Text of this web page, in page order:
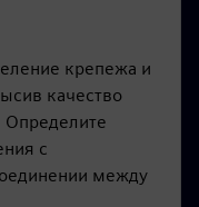
крепежа и
качество
Определите
с
между